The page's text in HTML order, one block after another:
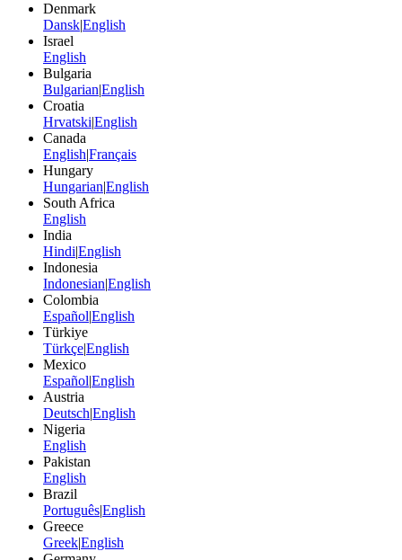
Denmark
Dansk|English
Israel
English
Bulgaria
Bulgarian|English
Croatia
Hrvatski|English
Canada
English|Français
Hungary
Hungarian|English
South Africa
English
India
Hindi|English
Indonesia
Indonesian|English
Colombia
Español|English
Türkiye
Türkçe|English
Mexico
Español|English
Austria
Deutsch|English
Nigeria
English
Pakistan
English
Brazil
Português|English
Greece
Greek|English